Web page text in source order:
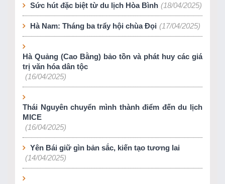
Sức hút đặc biệt từ du lịch Hòa Bình (18/04/2025)
Hà Nam: Tháng ba trẩy hội chùa Đọi (17/04/2025)
Hà Quảng (Cao Bằng) bảo tồn và phát huy các giá
trị văn hóa dân tộc
(16/04/2025)
Thái Nguyên chuyển mình thành điểm đến du lịch
MICE
(16/04/2025)
Yên Bái giữ gìn bản sắc, kiến tạo tương lai
(14/04/2025)